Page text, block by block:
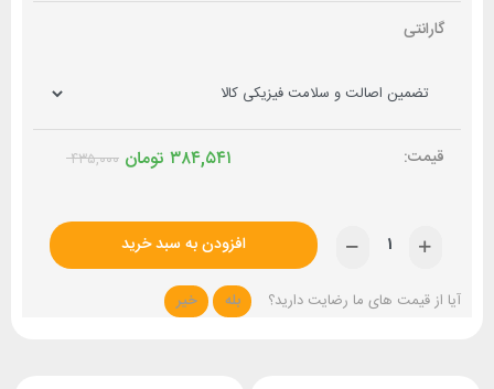
گارانتی
۴۳۵,۰۰۰ تومان ۳۸۴,۵۴۱
افزودن به سبد خرید
آیا از قیمت های ما رضایت دارید؟ بله خیر